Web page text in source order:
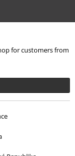
for customers from